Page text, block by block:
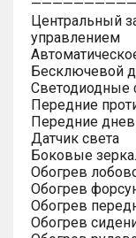
Центральный
управлением
Бесключевой
Светодиодные
Передние
Передние
Датчик света
Боковые
Обогрев
Обогрев
Обогрев
Обогрев